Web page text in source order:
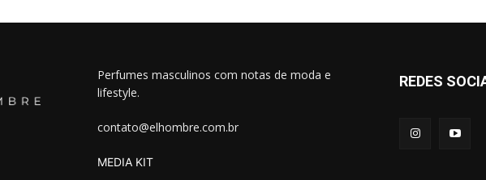
Perfumes masculinos com notas de moda e
lifestyle.
contato@elhombre.com.br
MEDIA KIT
REDES